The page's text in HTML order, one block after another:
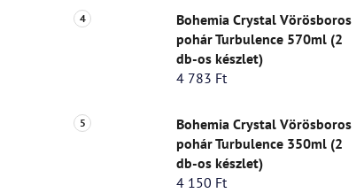
Bohemia Crystal Vörösboros
pohár Turbulence 570ml (2
db-os készlet)
4 783 Ft
Bohemia Crystal Vörösboros
pohár Turbulence 350ml (2
db-os készlet)
4 150 Ft